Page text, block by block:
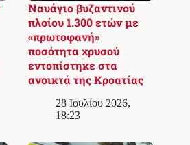
Ναυάγιο βυζαντινού
πλοίου 1.300 ετών με
«πρωτοφανή»
ποσότητα χρυσού
εντοπίστηκε στα
ανοικτά της Κροατίας
28 Ιουλίου 2026,
18:23